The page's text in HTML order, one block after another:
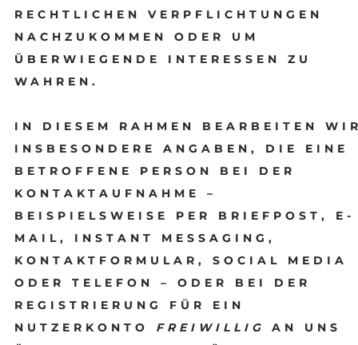
RECHTLICHEN VERPFLICHTUNGEN
NACHZUKOMMEN ODER UM
ÜBERWIEGENDE INTERESSEN ZU
WAHREN.
IN DIESEM RAHMEN BEARBEITEN
INSBESONDERE ANGABEN, DIE EINE
BETROFFENE PERSON BEI DER
KONTAKTAUFNAHME –
BEISPIELSWEISE PER BRIEFPOST, E-
MAIL, INSTANT MESSAGING,
KONTAKTFORMULAR, SOCIAL MEDIA
ODER TELEFON – ODER BEI DER
REGISTRIERUNG FÜR EIN
NUTZERKONTO FREIWILLIG
AN UNS